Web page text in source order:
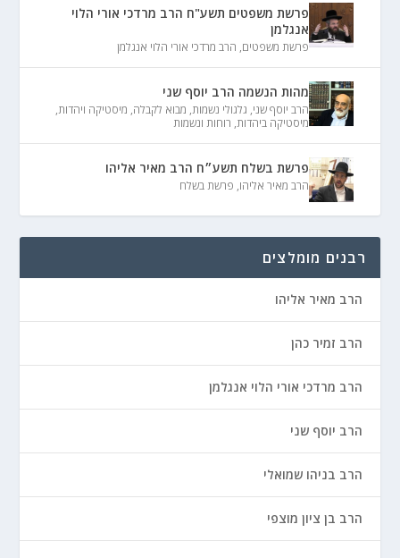
פרשת משפטים תשע"ח הרב מרדכי אורי הלוי
אנגלמן
פרשת משפטים, הרב מרדכי אורי הלוי אנגלמן
מהות הנשמה הרב יוסף שני
הרב יוסף שני, גלגולי נשמות, מבוא לקבלה, מיסטיקה ויהדות,
מיסטיקה ביהדות, רוחות ונשמות
פרשת בשלח תשע״ח הרב מאיר אליהו
הרב מאיר אליהו, פרשת בשלח
רבנים מומלצים
הרב מאיר אליהו
הרב זמיר כהן
הרב מרדכי אורי הלוי אנגלמן
הרב יוסף שני
הרב בניהו שמואלי
הרב בן ציון מוצפי